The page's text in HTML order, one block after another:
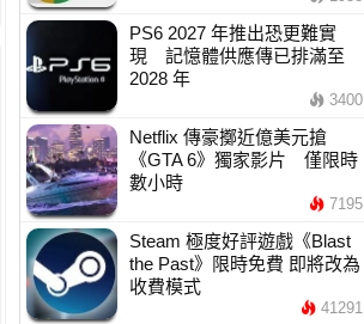
PS6 2027 年推出恐更難實
現 記憶體供應傳已排滿至
2028 年
3400
Netflix 傳豪擲近億美元搶
《GTA 6》獨家影片 僅限時
數小時
7195
Steam 極度好評遊戲《Blast
the Past》限時免費 即將改為
收費模式
41291